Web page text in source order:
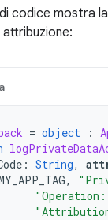
codice mostra
= object :
: String,
,
"Operation: